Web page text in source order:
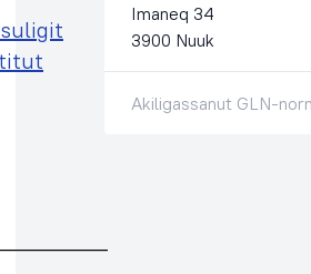
Imaneq 34
3900 Nuuk
Akiligassanut GLN-